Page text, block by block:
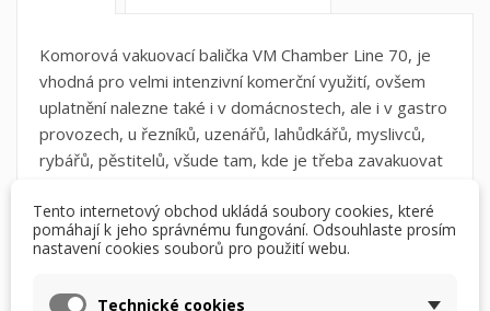
Komorová vakuovací balička VM Chamber Line 70, je
vhodná pro velmi intenzivní komerční využití, ovšem
uplatnění nalezne také i v domácnostech, ale i v gastro
provozech, u řezníků, uzenářů, lahůdkářů, myslivců,
rybářů, pěstitelů, všude tam, kde je třeba zavakuovat
(omáčky, polévky, různé tekutiny)
Maxxo Chamber Line 70 se může pochlubit
Tento internetový obchod ukládá soubory cookies, které
pomáhají k jeho správnému fungování. Odsouhlaste prosím
nastavení cookies souborů pro použití webu.
Technické cookies